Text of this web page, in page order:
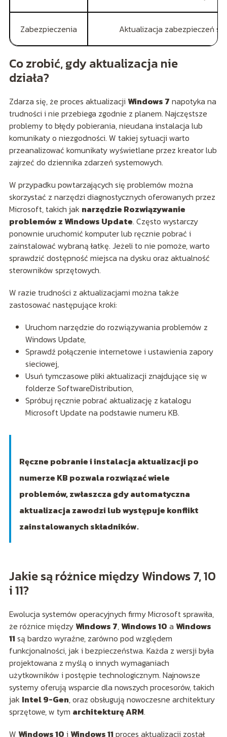
Zabezpieczenia Aktualizacja zabezpieczeń
Co zrobić, gdy aktualizacja nie
działa?
Zdarza się, że proces aktualizacji Windows 7 napotyka na
trudności i nie przebiega zgodnie z planem. Najczęstsze
problemy to błędy pobierania, nieudana instalacja lub
komunikaty o niezgodności. W takiej sytuacji warto
przeanalizować komunikaty wyświetlane przez kreator lub
zajrzeć do dziennika zdarzeń systemowych.
W przypadku powtarzających się problemów można
skorzystać z narzędzi diagnostycznych oferowanych przez
Microsoft, takich jak narzędzie Rozwiązywanie
problemów z Windows Update. Często wystarczy
ponownie uruchomić komputer lub ręcznie pobrać i
zainstalować wybraną łatkę. Jeżeli to nie pomoże, warto
sprawdzić dostępność miejsca na dysku oraz aktualność
sterowników sprzętowych.
W razie trudności z aktualizacjami można także
zastosować następujące kroki:
Uruchom narzędzie do rozwiązywania problemów z
Windows Update,
Sprawdź połączenie internetowe i ustawienia zapory
sieciowej,
Usuń tymczasowe pliki aktualizacji znajdujące się w
folderze SoftwareDistribution,
Spróbuj ręcznie pobrać aktualizację z katalogu
Microsoft Update na podstawie numeru KB.
Ręczne pobranie i instalacja aktualizacji po
numerze KB pozwala rozwiązać wiele
problemów, zwłaszcza gdy automatyczna
aktualizacja zawodzi lub występuje konflikt
zainstalowanych składników.
Jakie są różnice między Windows 7, 10
i 11?
Ewolucja systemów operacyjnych firmy Microsoft sprawiła,
że różnice międzyWindows 7,Windows 10 a Windows
11 są bardzo wyraźne, zarówno pod względem
funkcjonalności, jak i bezpieczeństwa. Każda z wersji była
projektowana z myślą o innych wymaganiach
użytkowników i postępie technologicznym. Najnowsze
systemy oferują wsparcie dla nowszych procesorów, takich
jak Intel 9-Gen, oraz obsługują nowoczesne architektury
sprzętowe, w tym architekturę ARM.
W Windows 10 i Windows 11 proces aktualizacji został